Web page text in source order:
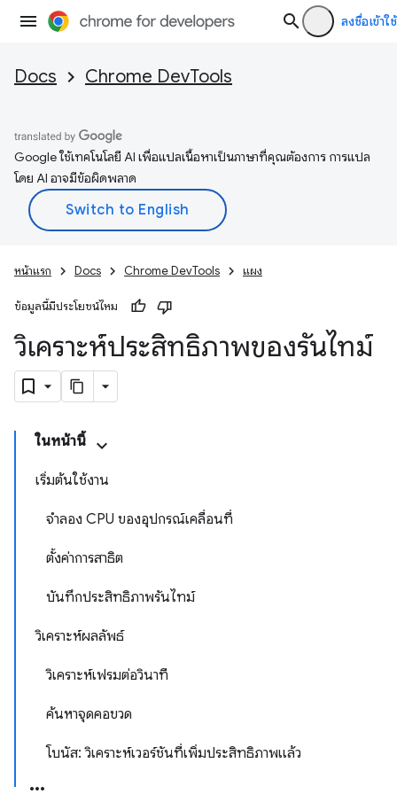
ลงชื่อเข้าใช้
Docs Chrome DevTools
Google ใช้เทคโนโลยี AI เพื่อแปลเนื้อหาเป็นภาษาที่คุณต้องการ การแปล
โดย AI อาจมีข้อผิดพลาด
หน้าแรก Docs Chrome DevTools แผง
ข้อมูลนี้มีประโยชน์ไหม
วิเคราะห์ประสิทธิภาพของรันไทม์
ในหน้านี้
เริ่มต้นใช้งาน
จำลอง CPU ของอุปกรณ์เคลื่อนที่
ตั้งค่าการสาธิต
บันทึกประสิทธิภาพรันไทม์
วิเคราะห์ผลลัพธ์
วิเคราะห์เฟรมต่อวินาที
ค้นหาจุดคอขวด
โบนัส: วิเคราะห์เวอร์ชันที่เพิ่มประสิทธิภาพแล้ว